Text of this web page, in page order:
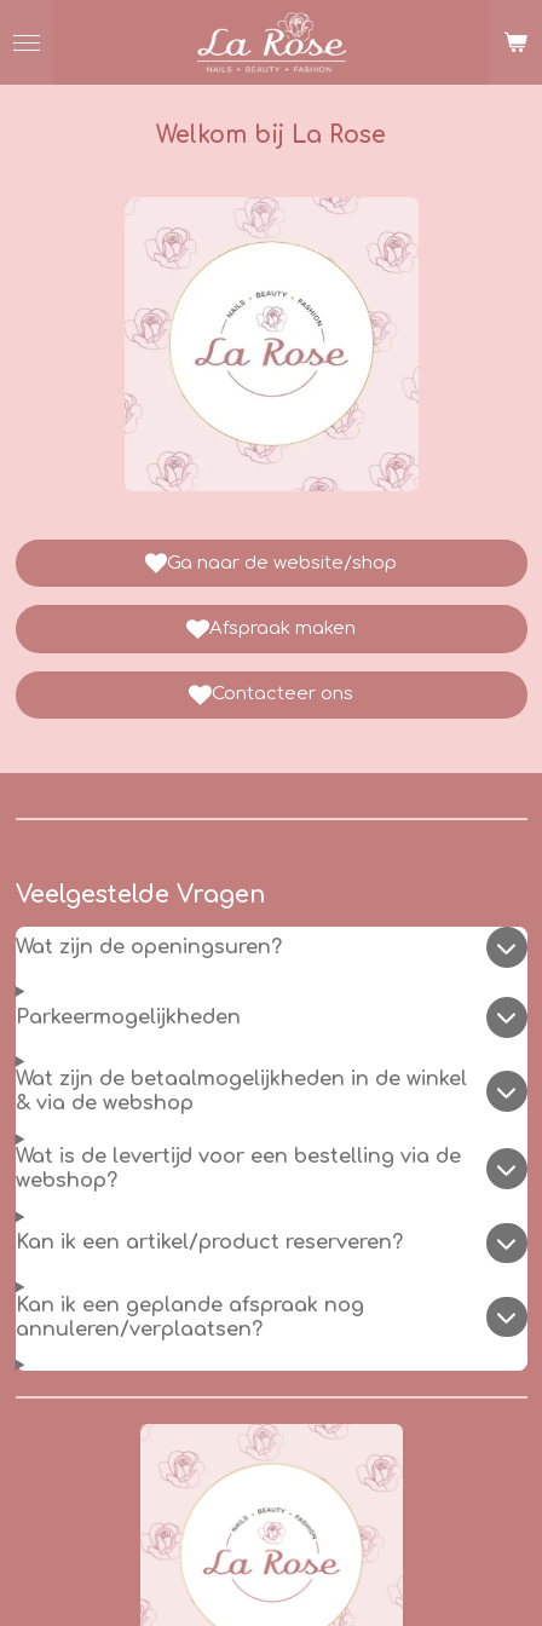
direct
Welkom bij La Rose
Ga naar de website/shop
Afspraak maken
Contacteer ons
Veelgestelde Vragen
Wat zijn de openingsuren?
Parkeermogelijkheden
Wat zijn de betaalmogelijkheden in de winkel
& via de webshop
Wat is de levertijd voor een bestelling via de
webshop?
Kan ik een artikel/product reserveren?
Kan ik een geplande afspraak nog
annuleren/verplaatsen?